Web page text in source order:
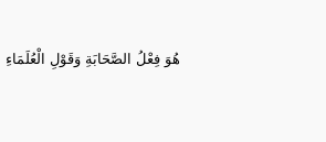
هُوَ فِعْلُ الصَّحَابَةِ وَقَوْلِ الْعُلَمَاءِ